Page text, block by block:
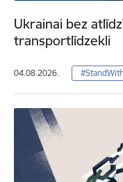
Ukrainai bez
transportlīdzekli
04.08.2026.